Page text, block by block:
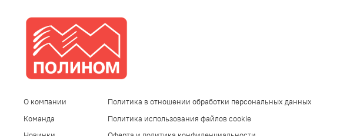
О компании
Команда
Политика в отношении обработки персональных данных
Политика использования файлов cookie